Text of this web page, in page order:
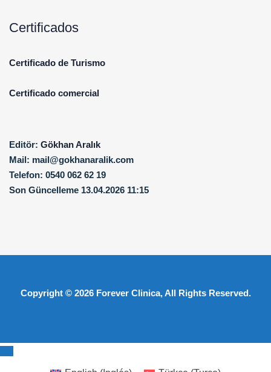
Certificados
Certificado de Turismo
Certificado comercial
Editör: Gökhan Aralık
Mail: mail@gokhanaralik.com
Telefon: 0540 062 62 19
Son Güncelleme 13.04.2026 11:15
Copyright © 2026 Forever Clinica, All Rights Reserved.